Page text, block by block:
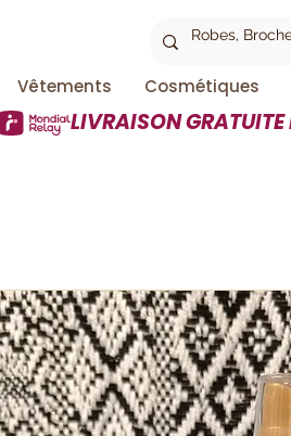
Vêtements Cosmétiques